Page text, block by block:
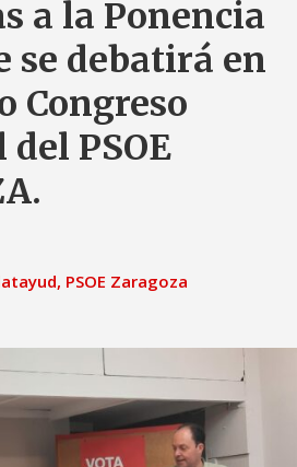
a la Ponencia
se debatirá en
Congreso
PSOE
, PSOE Zaragoza